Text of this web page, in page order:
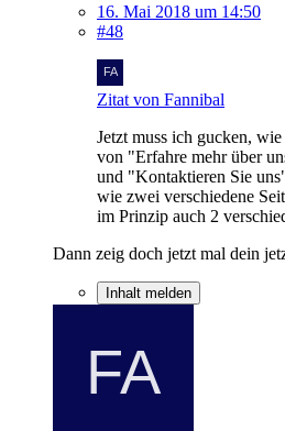
16. Mai 2018 um 14:50
#48
Zitat von Fannibal
Jetzt muss ich gucken,
von "Erfahre mehr über
und "Kontaktieren Sie
wie zwei verschiedene
im Prinzip auch 2
Dann zeig doch jetzt mal dein
Inhalt melden